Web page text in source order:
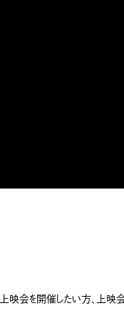
映会を開催したい方、上映